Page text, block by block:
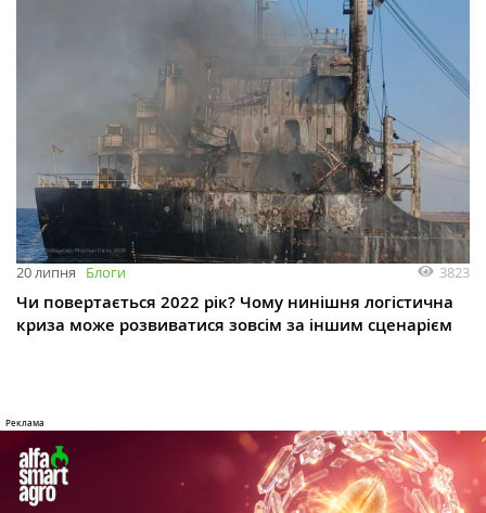
20 липня Блоги 3823
Чи повертається 2022 рік? Чому нинішня логістична
криза може розвиватися зовсім за іншим сценарієм